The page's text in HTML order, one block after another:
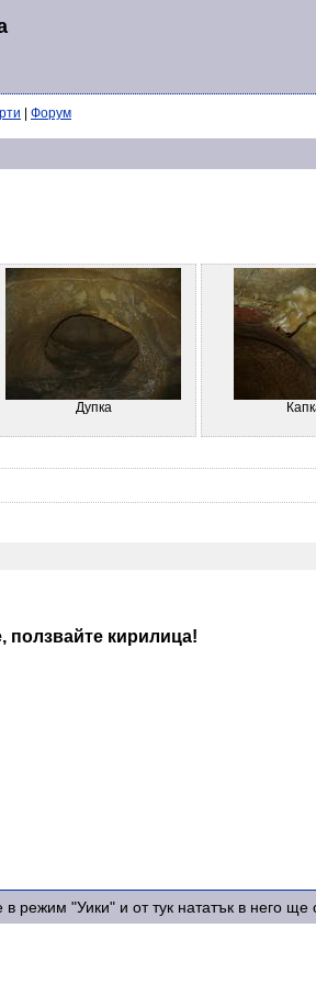
Форум
Дупка
ползвайте кирилица!
в режим "Уики" и от тук нататък в него